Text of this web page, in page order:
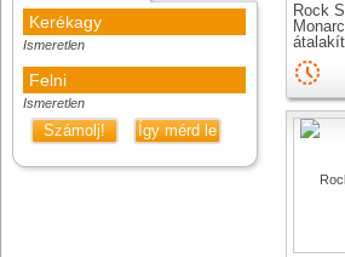
Kerékagy
Ismeretlen
Felni
Ismeretlen
Számolj! Így mérd le
Rock